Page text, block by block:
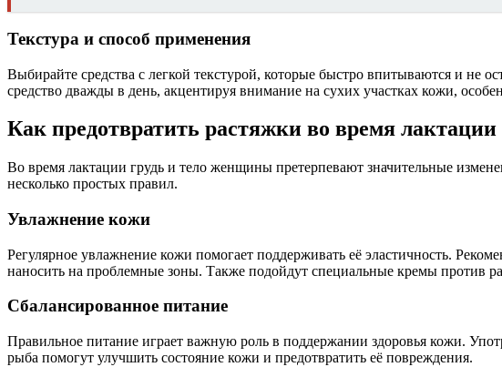
Текстура и способ применения
Выбирайте средства с легкой текстурой, которые быстро впитываются и не
средство дважды в день, акцентируя внимание на сухих участках кожи,
Как предотвратить растяжки во время лактации
Во время лактации грудь и тело женщины претерпевают значительные
несколько простых правил.
Увлажнение кожи
Регулярное увлажнение кожи помогает поддерживать её эластичность.
наносить на проблемные зоны. Также подойдут специальные кремы против
Сбалансированное питание
Правильное питание играет важную роль в поддержании здоровья кожи.
рыба помогут улучшить состояние кожи и предотвратить её повреждения.